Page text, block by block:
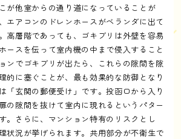
が他室からの通り道になっていることが
エアコンのドレンホースがベランダに出て
高層階であっても、ゴキブリは外壁を容易
ースを伝って室内機の中まで侵入すること
ンでゴキブリが出たら、これらの隙間を隙
的に塞ぐことが、最も効果的な防御となり
「玄関の郵便受け」です。投函口から入り
の隙間を抜けて室内に現れるというパター
。さらに、マンション特有のリスクとし
状況が挙げられます。共用部分が不衛生で